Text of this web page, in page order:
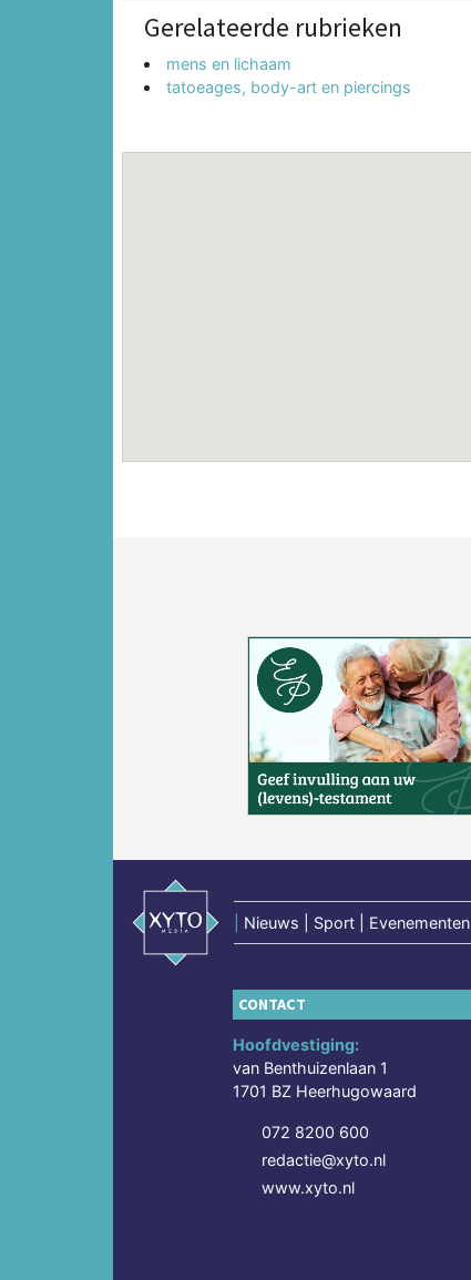
Gerelateerde rubrieken
mens en lichaam
tatoeages, body-art en piercings
Nieuws | Sport | Evenementen
CONTACT
Hoofdvestiging:
van Benthuizenlaan 1
1701 BZ Heerhugowaard
072 8200 600
redactie@xyto.nl
www.xyto.nl